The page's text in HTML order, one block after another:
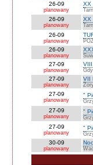
26-09
planowany
XX
26-09
planowany
XX
26-09
planowany
26-09
planowany
27-09
planowany
VIII
27-09
planowany
VII
27-09
planowany
"
27-09
planowany
"
27-09
planowany
"
30-09
planowany